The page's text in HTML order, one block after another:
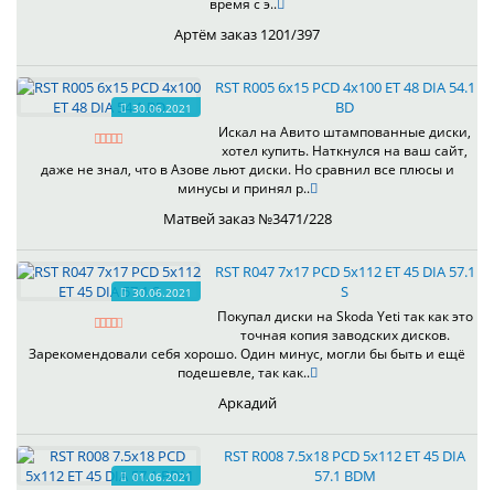
время с э..
Артём заказ 1201/397
30.06.2021
RST R005 6x15 PCD 4x100 ET 48 DIA 54.1
BD
Искал на Авито штампованные диски,
хотел купить. Наткнулся на ваш сайт,
даже не знал, что в Азове льют диски. Но сравнил все плюсы и
минусы и принял р..
Матвей заказ №3471/228
30.06.2021
RST R047 7x17 PCD 5x112 ET 45 DIA 57.1
S
Покупал диски на Skoda Yeti так как это
точная копия заводских дисков.
Зарекомендовали себя хорошо. Один минус, могли бы быть и ещё
подешевле, так как..
Аркадий
01.06.2021
RST R008 7.5x18 PCD 5x112 ET 45 DIA
57.1 BDM